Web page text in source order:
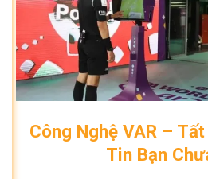
Công Nghệ VAR –
Tin Bạn